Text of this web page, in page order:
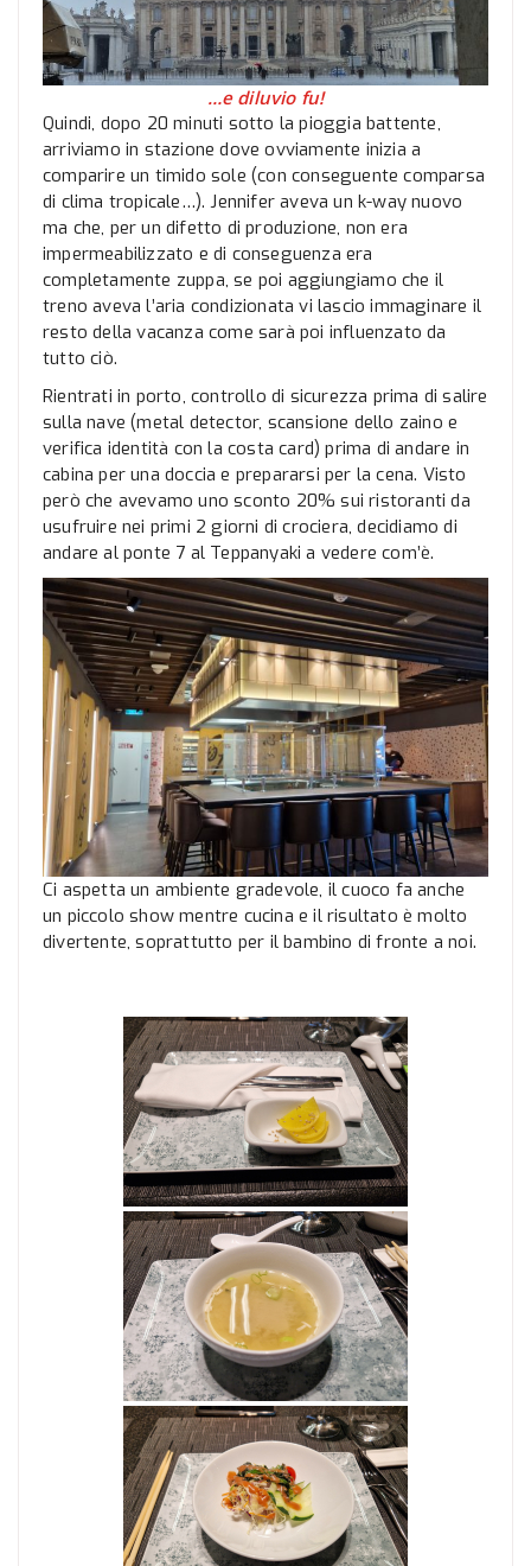
…e diluvio fu!
Quindi, dopo 20 minuti sotto la pioggia battente,
arriviamo in stazione dove ovviamente inizia a
comparire un timido sole (con conseguente comparsa
di clima tropicale…). Jennifer aveva un k-way nuovo
ma che, per un difetto di produzione, non era
impermeabilizzato e di conseguenza era
completamente zuppa, se poi aggiungiamo che il
treno aveva l’aria condizionata vi lascio immaginare il
resto della vacanza come sarà poi influenzato da
tutto ciò.
Rientrati in porto, controllo di sicurezza prima di salire
sulla nave (metal detector, scansione dello zaino e
verifica identità con la costa card) prima di andare in
cabina per una doccia e prepararsi per la cena. Visto
però che avevamo uno sconto 20% sui ristoranti da
usufruire nei primi 2 giorni di crociera, decidiamo di
andare al ponte 7 al Teppanyaki a vedere com’è.
Ci aspetta un ambiente gradevole, il cuoco fa anche
un piccolo show mentre cucina e il risultato è molto
divertente, soprattutto per il bambino di fronte a noi.